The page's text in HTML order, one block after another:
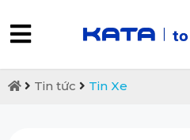
Tin tức Tin Xe